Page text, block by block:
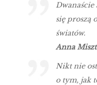
się proszą
światów.
Anna
Nikt nie
o tym, jak